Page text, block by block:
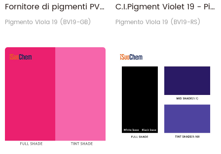
Fornitore di pigmenti PV19 viola bluastro CAS 1047-16-1 chinacridone all'ingrosso
Pigmento Viola 19 (BV19-GB)
C.I.Pigment Violet 19 - Pigmento viola chinacridone tonalità rossastra PV19
Pigmento Viola 19 (BV19-RS)